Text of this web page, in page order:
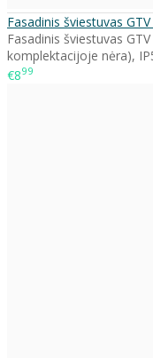
Fasadinis šviestuvas
Fasadinis šviestuvas
komplektacijoje nėra),
€899